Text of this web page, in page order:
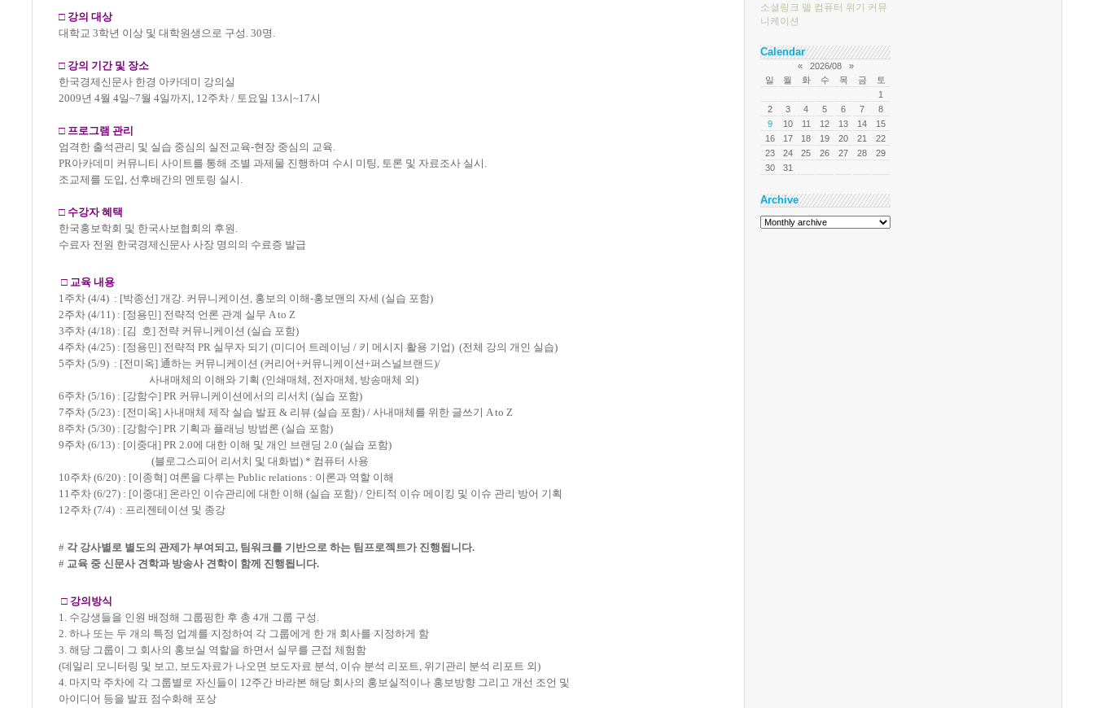
□ 강의 대상
대학교 3학년 이상 및 대학원생으로 구성. 30명.
□ 강의 기간 및 장소
한국경제신문사 한경 아카데미 강의실
2009년 4월 4일~7월 4일까지, 12주차 / 토요일 13시~17시
□ 프로그램 관리
엄격한 출석관리 및 실습 중심의 실전교육-현장 중심의 교육.
PR아카데미 커뮤니티 사이트를 통해 조별 과제물 진행하며 수시 미팅, 토론 및 자료조사 실시.
조교제를 도입, 선후배간의 멘토링 실시.
□ 수강자 혜택
한국홍보학회 및 한국사보협회의 후원.
수료자 전원 한국경제신문사 사장 명의의 수료증 발급
□ 교육 내용
1주차 (4/4) : [박종선] 개강. 커뮤니케이션, 홍보의 이해-홍보맨의 자세 (실습 포함)
2주차 (4/11) : [정용민] 전략적 언론 관계 실무 A to Z
3주차 (4/18) : [김 호] 전략 커뮤니케이션 (실습 포함)
4주차 (4/25) : [정용민] 전략적 PR 실무자 되기 (미디어 트레이닝 / 키 메시지 활용 기업) (전체 강의 개인 실습)
5주차 (5/9) : [전미옥] 通하는 커뮤니케이션 (커리어+커뮤니케이션+퍼스널브랜드)/
사내매체의 이해와 기획 (인쇄매체, 전자매체, 방송매체 외)
6주차 (5/16) : [강함수] PR 커뮤니케이션에서의 리서치 (실습 포함)
7주차 (5/23) : [전미옥] 사내매체 제작 실습 발표 & 리뷰 (실습 포함) / 사내매체를 위한 글쓰기 A to Z
8주차 (5/30) : [강함수] PR 기획과 플래닝 방법론 (실습 포함)
9주차 (6/13) : [이중대] PR 2.0에 대한 이해 및 개인 브랜딩 2.0 (실습 포함)
(블로그스피어 리서치 및 대화법) * 컴퓨터 사용
10주차 (6/20) : [이종혁] 여론을 다루는 Public relations : 이론과 역할 이해
11주차 (6/27) : [이중대] 온라인 이슈관리에 대한 이해 (실습 포함) / 안티적 이슈 메이킹 및 이슈 관리 방어 기획
12주차 (7/4) : 프리젠테이션 및 종강
# 각 강사별로 별도의 관제가 부여되고, 팀워크를 기반으로 하는 팀프로젝트가 진행됩니다.
# 교육 중 신문사 견학과 방송사 견학이 함께 진행됩니다.
□ 강의방식
1. 수강생들을 인원 배정해 그룹핑한 후 총 4개 그룹 구성.
2. 하나 또는 두 개의 특정 업계를 지정하여 각 그룹에게 한 개 회사를 지정하게 함
3. 해당 그룹이 그 회사의 홍보실 역할을 하면서 실무를 근접 체험함
(데일리 모니터링 및 보고, 보도자료가 나오면 보도자료 분석, 이슈 분석 리포트, 위기관리 분석 리포트 외)
4. 마지막 주차에 각 그룹별로 자신들이 12주간 바라본 해당 회사의 홍보실적이나 홍보방향 그리고 개선 조언 및
아이디어 등을 발표 점수화해 포상
소셜링크 델 컴퓨터 위기 커뮤
니케이션
Calendar
« 2026/08
»
일
월 화 수 목 금
토
1
2
3 4 5 6 7
8
9
10 11 12 13 14
15
16
17 18 19 20 21
22
23
24 25 26 27 28
29
30
31
Archive